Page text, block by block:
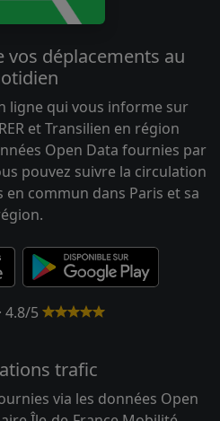
vos déplacements au
ligne qui vous informe sur
et Transilien en région
Open Data fournies par
pouvez suivre la circulation
commun dans Paris et sa
4.8/5
trafic
via les données Open